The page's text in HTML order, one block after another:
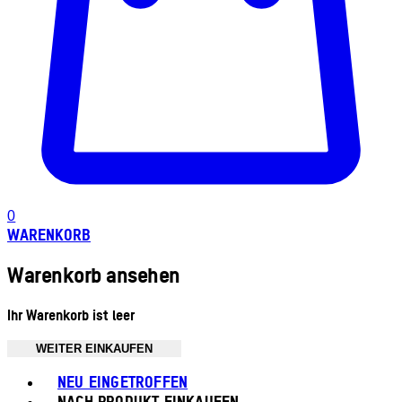
0
WARENKORB
Warenkorb ansehen
Ihr Warenkorb ist leer
WEITER EINKAUFEN
NEU EINGETROFFEN